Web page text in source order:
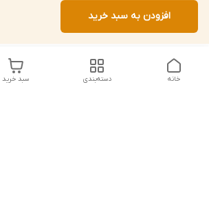
افزودن به سبد خرید
سبد خرید دسته‌بندی خانه